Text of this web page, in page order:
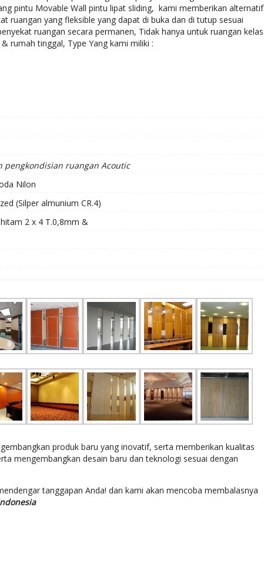
pintu Movable Wall pintu lipat sliding, kami memberikan alternatif
ruangan yang fleksible yang dapat di buka dan di tutup sesuai
ruangan secara permanen, Tidak hanya untuk ruangan kelas
rumah tinggal, Type Yang kami miliki :
pengkondisian ruangan Acoutic
Nilon
(Silper almunium CR.4)
2 x 4 T.0,8mm &
produk baru yang inovatif, serta memberikan kualitas
mengembangkan desain baru dan teknologi sesuai dengan
tanggapan Anda! dan kami akan mencoba membalasnya